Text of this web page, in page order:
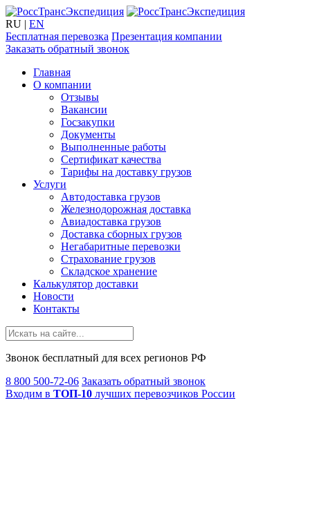
RU | EN
Бесплатная перевозка Презентация компании
Заказать обратный звонок
Главная
О компании
Отзывы
Вакансии
Госзакупки
Документы
Выполненные работы
Сертификат качества
Тарифы на доставку грузов
Услуги
Автодоставка грузов
Железнодорожная доставка
Авиадоставка грузов
Доставка сборных грузов
Негабаритные перевозки
Страхование грузов
Складское хранение
Калькулятор доставки
Новости
Контакты
Звонок бесплатный для всех регионов РФ
8 800 500-72-06 Заказать обратный звонок
Входим в ТОП-10 лучших перевозчиков России